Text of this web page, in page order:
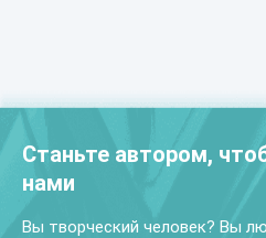
Станьте автором,
нами
Вы творческий человек? Вы